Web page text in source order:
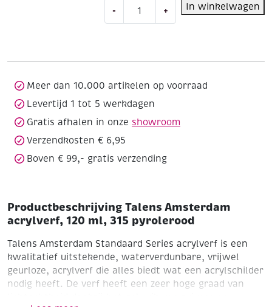
-
Amsterdam
pyrolerood
+ In winkelwagen
Meer dan 10.000 artikelen op voorraad
Levertijd 1 tot 5 werkdagen
Gratis afhalen in onze showroom
Verzendkosten € 6,95
Boven € 99,- gratis verzending
Productbeschrijving Talens Amsterdam
acrylverf, 120 ml, 315 pyrolerood
Talens Amsterdam Standaard Series acrylverf is een
kwalitatief uitstekende, waterverdunbare, vrijwel
geurloze, acrylverf die alles biedt wat een acrylschilder
nodig heeft. De verf heeft een zeer hoge graad van